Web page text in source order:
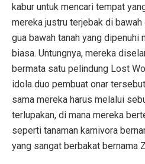
kabur untuk mencari tempat
mereka justru terjebak di
gua bawah tanah yang dipenuhi
biasa. Untungnya, mereka
bermata satu pelindung Lost
idola duo pembuat onar
sama mereka harus melalui
terlupakan, di mana mereka
seperti tanaman karnivora
yang sangat berbakat bernama